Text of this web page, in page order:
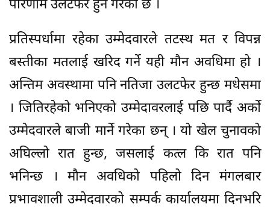
परिणाम उलटफेर हुने गरेको छ ।
प्रतिस्पर्धामा रहेका उम्मेदवारले तटस्थ मत र विपन्न
बस्तीका मतलाई खरिद गर्ने यही मौन अवधिमा हो ।
अन्तिम अवस्थामा पनि नतिजा उलटफेर हुन्छ मधेसमा
। जितिरहेको भनिएको उम्मेदावरलाई पछि पार्दै अर्को
उम्मेदवारले बाजी मार्ने गरेका छन् । यो खेल चुनावको
अघिल्लो रात हुन्छ, जसलाई कत्ल कि रात पनि
भनिन्छ । मौन अवधिको पहिलो दिन मंगलबार
प्रभावशाली उम्मेदवारको सम्पर्क कार्यालयमा दिनभरि